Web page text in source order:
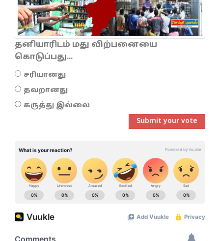
தனியாரிடம் மது விற்பனையை
கொடுப்பது...
சரியானது
தவறானது
கருத்து இல்லை
Submit your vote